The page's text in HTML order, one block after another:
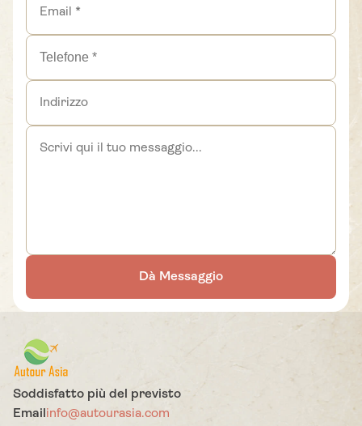
Dà Messaggio
Soddisfatto più del previsto
Email info@autourasia.com